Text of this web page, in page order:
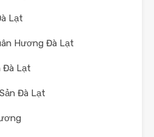
Lạt
Hương Đà Lạt
Đà Lạt
Đà Lạt